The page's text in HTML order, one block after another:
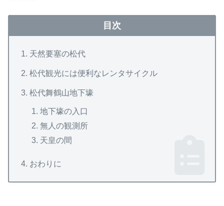
目次
天然要塞の松代
松代観光には便利なレンタサイクル
松代舞鶴山地下壕
地下壕の入口
無人の観測所
天皇の間
おわりに